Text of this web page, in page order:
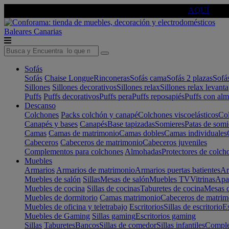
AQUÍ
Baleares Canarias
Sofás
Sofás Chaise LongueRinconerasSofás camaSofás 2 plazas
Sillones Sillones decorativosSillones relaxSillones relax
Puffs Puffs decorativosPuffs peraPuffs reposapiésPuffs con
Descanso
Colchones Packs colchón y canapéColchones viscoelásticos
Canapés y bases CanapésBase tapizadasSomieresPatas de
Camas Camas de matrimonioCamas doblesCamas individuales
Cabeceros Cabeceros de matrimonioCabeceros juveniles
Complementos para colchones AlmohadasProtectores de
Muebles
Armarios Armarios de matrimonioArmarios puertas batientes
Muebles de salón SillasMesas de salónMuebles TVVitrinas
Muebles de cocina Sillas de cocinasTaburetes de cocinaMesas
Muebles de dormitorio Camas matrimonioCabeceros de
Muebles de oficina y teletrabajo EscritoriosSillas de escritorio
Muebles de Gaming Sillas gamingEscritorios gaming
Sillas TaburetesBancosSillas de comedorSillas infantiles